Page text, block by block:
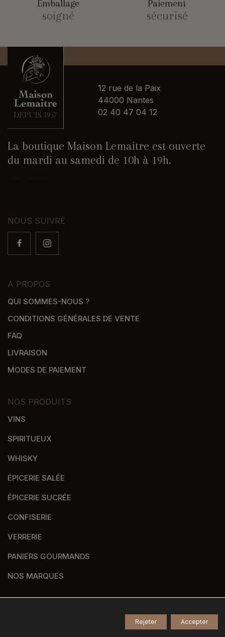
Emballage
soigné
Paiement
sécurisé
12 rue de la Paix
44000 Nantes
02 40 47 04 12
La boutique Maison Lemaitre est ouverte
du mardi au samedi de 10h à 19h.
NOUS SUIVRE
A PROPOS
QUI SOMMES-NOUS ?
CONDITIONS GÉNÉRALES DE VENTE
FAQ
LIVRAISON
MODES DE PAIEMENT
NOS PRODUITS
VINS
SPIRITUEUX
WHISKY
ÉPICERIE SALÉE
ÉPICERIE SUCRÉE
CONFISERIE
VERRERIE
PANIERS GOURMANDS
NOS MARQUES
Tous droits réservés -
Accepter
Rejeter